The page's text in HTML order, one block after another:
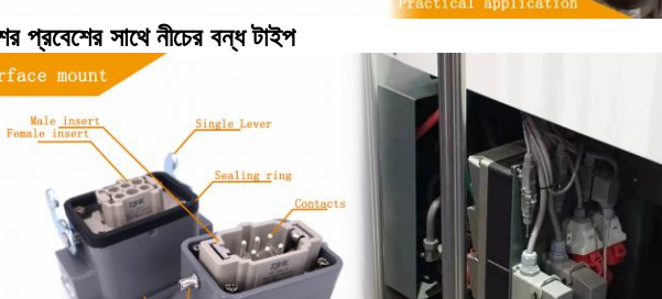
প্রবেশের সাথে নীচের বন্ধ টাইপ